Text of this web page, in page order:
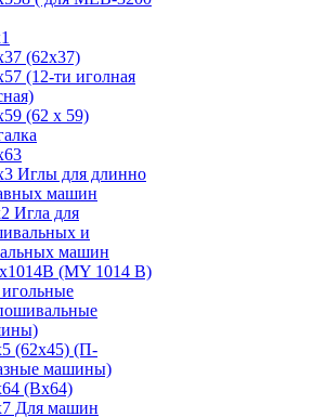
(62x37)
(12-ти иголная
(62 x 59)
Иглы для длинно
машин
Игла для
и
машин
(MY 1014 B)
(62х45) (П-
машины)
(Вх64)
Для машин